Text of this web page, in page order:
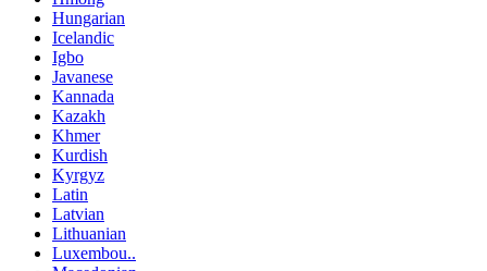
Hungarian
Icelandic
Igbo
Javanese
Kannada
Kazakh
Khmer
Kurdish
Kyrgyz
Latin
Latvian
Lithuanian
Luxembou..